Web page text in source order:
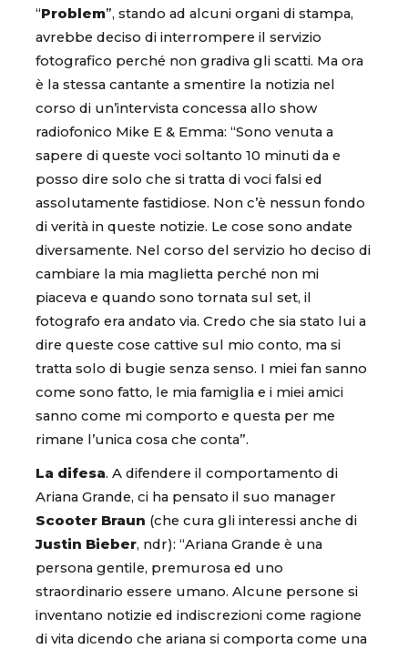
“Problem”, stando ad alcuni organi di stampa,
avrebbe deciso di interrompere il servizio
fotografico perché non gradiva gli scatti. Ma ora
è la stessa cantante a smentire la notizia nel
corso di un’intervista concessa allo show
radiofonico Mike E & Emma: “Sono venuta a
sapere di queste voci soltanto 10 minuti da e
posso dire solo che si tratta di voci falsi ed
assolutamente fastidiose. Non c’è nessun fondo
di verità in queste notizie. Le cose sono andate
diversamente. Nel corso del servizio ho deciso di
cambiare la mia maglietta perché non mi
piaceva e quando sono tornata sul set, il
fotografo era andato via. Credo che sia stato lui a
dire queste cose cattive sul mio conto, ma si
tratta solo di bugie senza senso. I miei fan sanno
come sono fatto, le mia famiglia e i miei amici
sanno come mi comporto e questa per me
rimane l’unica cosa che conta”.
La difesa. A difendere il comportamento di
Ariana Grande, ci ha pensato il suo manager
Scooter Braun (che cura gli interessi anche di
Justin Bieber, ndr): “Ariana Grande è una
persona gentile, premurosa ed uno
straordinario essere umano. Alcune persone si
inventano notizie ed indiscrezioni come ragione
di vita dicendo che ariana si comporta come una